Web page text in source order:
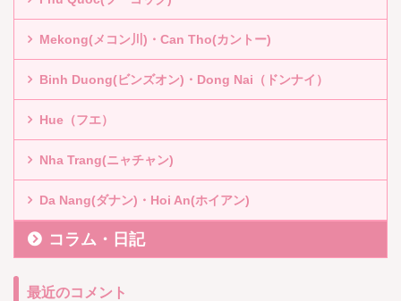
Mekong(メコン川)・Can Tho(カントー)
Binh Duong(ビンズオン)・Dong Nai（ドンナイ）
Hue（フエ）
Nha Trang(ニャチャン)
Da Nang(ダナン)・Hoi An(ホイアン)
コラム・日記
最近のコメント